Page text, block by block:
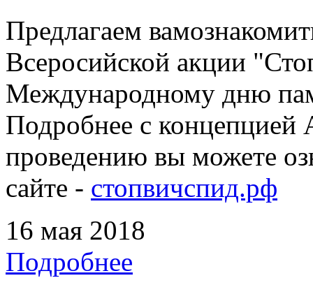
Предлагаем
Всеросийской акции
Международному дню
Подробнее с концепцией
проведению вы можете
сайте - стопвичспид.рф
16 мая 2018
Подробнее